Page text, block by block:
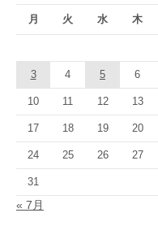
月 火 水 木
3 4 5 6
10 11 12 13
17 18 19 20
24 25 26 27
31
« 7月